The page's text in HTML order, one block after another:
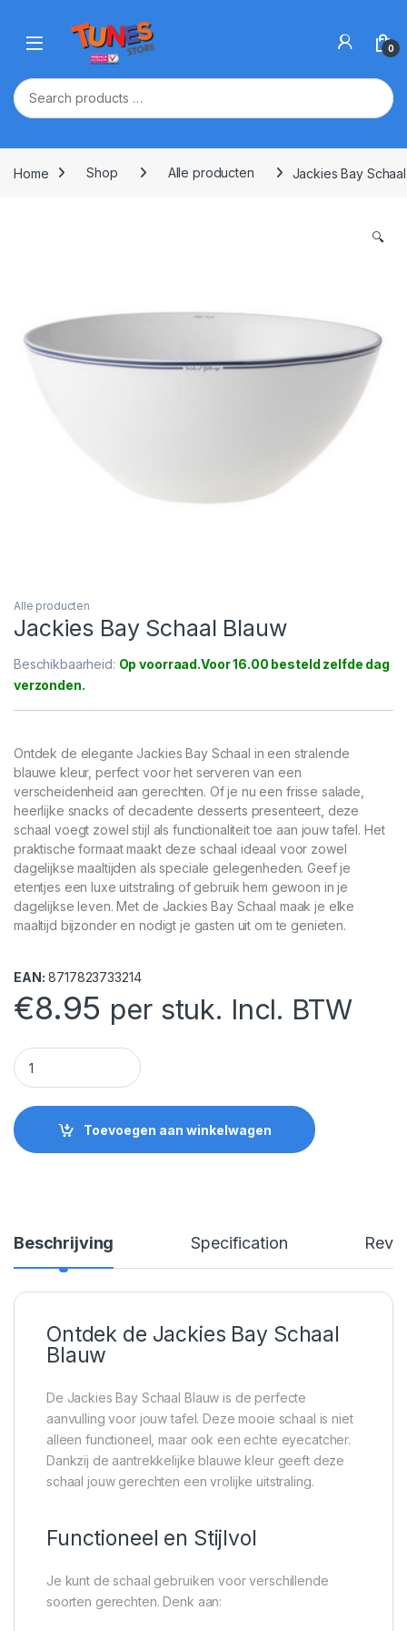
Open 0
Home Shop Alle producten Jackies Bay
🔍
Alle producten
Jackies Bay Schaal Blauw
Beschikbaarheid: Op voorraad
Ontdek de elegante Jackies Bay Schaal in een stralende
blauwe kleur, perfect voor het serveren van een
verscheidenheid aan gerechten. Of je nu een frisse salade,
heerlijke snacks of decadente desserts presenteert, deze
schaal voegt zowel stijl als functionaliteit toe aan jouw tafel. Het
praktische formaat maakt deze schaal ideaal voor zowel
dagelijkse maaltijden als speciale gelegenheden. Geef je
etentjes een luxe uitstraling of gebruik hem gewoon in je
dagelijkse leven. Met de Jackies Bay Schaal maak je elke
maaltijd bijzonder en nodigt je gasten uit om te genieten.
EAN: 8717823733214
€8.95 per stuk. Incl. BTW
Jackies Bay Schaal Blauw quantity
Toevoegen aan winkelwagen
Beschrijving Specification
Ontdek de Jackies Bay Schaal
Blauw
De Jackies Bay Schaal Blauw is de perfecte
aanvulling voor jouw tafel. Deze mooie schaal is niet
alleen functioneel, maar ook een echte eyecatcher.
Dankzij de aantrekkelijke blauwe kleur geeft deze
schaal jouw gerechten een vrolijke uitstraling.
Functioneel en Stijlvol
Je kunt de schaal gebruiken voor verschillende
soorten gerechten. Denk aan: